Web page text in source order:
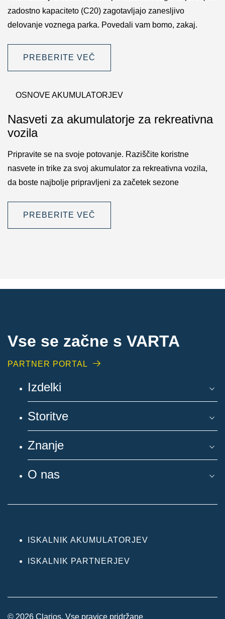
zadostno kapaciteto (C20) zagotavljajo zanesljivo
delovanje voznega parka. Povedali vam bomo, zakaj.
PREBERITE VEČ
OSNOVE AKUMULATORJEV
Nasveti za akumulatorje za rekreativna
vozila
Pripravite se na svoje potovanje. Raziščite koristne
nasvete in trike za svoj akumulator za rekreativna vozila,
da boste najbolje pripravljeni za začetek sezone
PREBERITE VEČ
Vse se začne s VARTA
PARTNER PORTAL
Izdelki
Storitve
Znanje
O nas
ISKALNIK AKUMULATORJEV
ISKALNIK PARTNERJEV
© 2026 Clarios. Vse pravice pridržane